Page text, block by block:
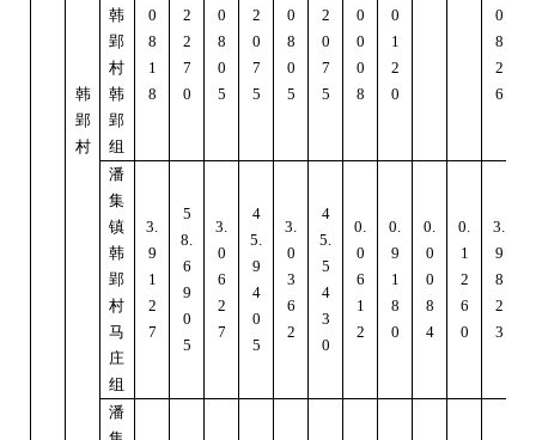
韩
郢
村
韩
郢
村
韩
郢
组
0
8
1
8
2
2
7
0
0
8
0
5
2
0
7
5
0
8
0
5
2
0
7
5
0
0
0
8
0
1
2
0
0
8
2
6
潘
集
镇
韩
郢
村
马
庄
组
3.
9
1
2
7
5
8.
6
9
0
5
3.
0
6
2
7
4
5.
9
4
0
5
3.
0
3
6
2
4
5.
5
4
3
0
0.
0
6
1
2
0.
9
1
8
0
0.
0
0
8
4
0.
1
2
6
0
3.
9
8
2
3
潘